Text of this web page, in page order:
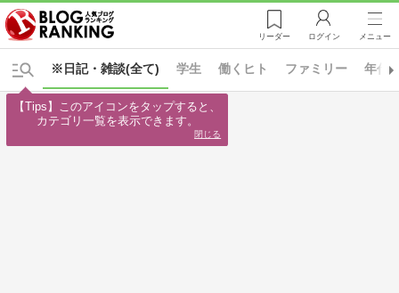
リーダー ログイン メニュー
※日記・雑談(全て) 学生 働くヒト ファミリー 年代
【Tips】このアイコンをタップすると、
カテゴリ一覧を表示できます。
閉じる